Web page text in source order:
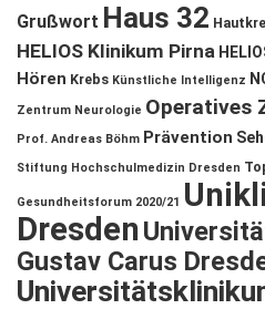
Grußwort Haus 32
HELIOS Klinikum Pirna
Hören Krebs Künstliche Intelligenz
Zentrum Neurologie Operatives
Prof. Andreas Böhm Prävention
Stiftung Hochschulmedizin Dresden
Gesundheitsforum 2020/21
Dresden
Gustav Carus